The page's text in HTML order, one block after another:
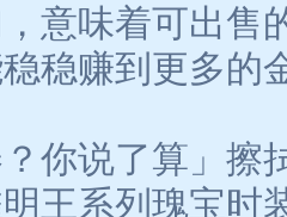
意味着可出售
稳赚到更多的
？你说了算」擦
王系列瑰宝时